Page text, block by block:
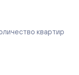
квартир